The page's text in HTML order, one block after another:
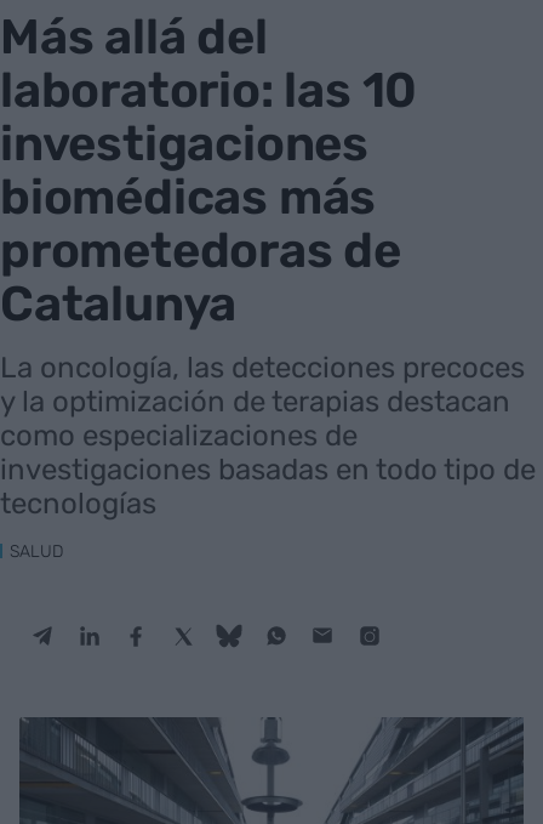
Más allá del
laboratorio: las 10
investigaciones
biomédicas más
prometedoras de
Catalunya
La oncología, las detecciones precoces
y la optimización de terapias destacan
como especializaciones de
investigaciones basadas en todo tipo de
tecnologías
SALUD